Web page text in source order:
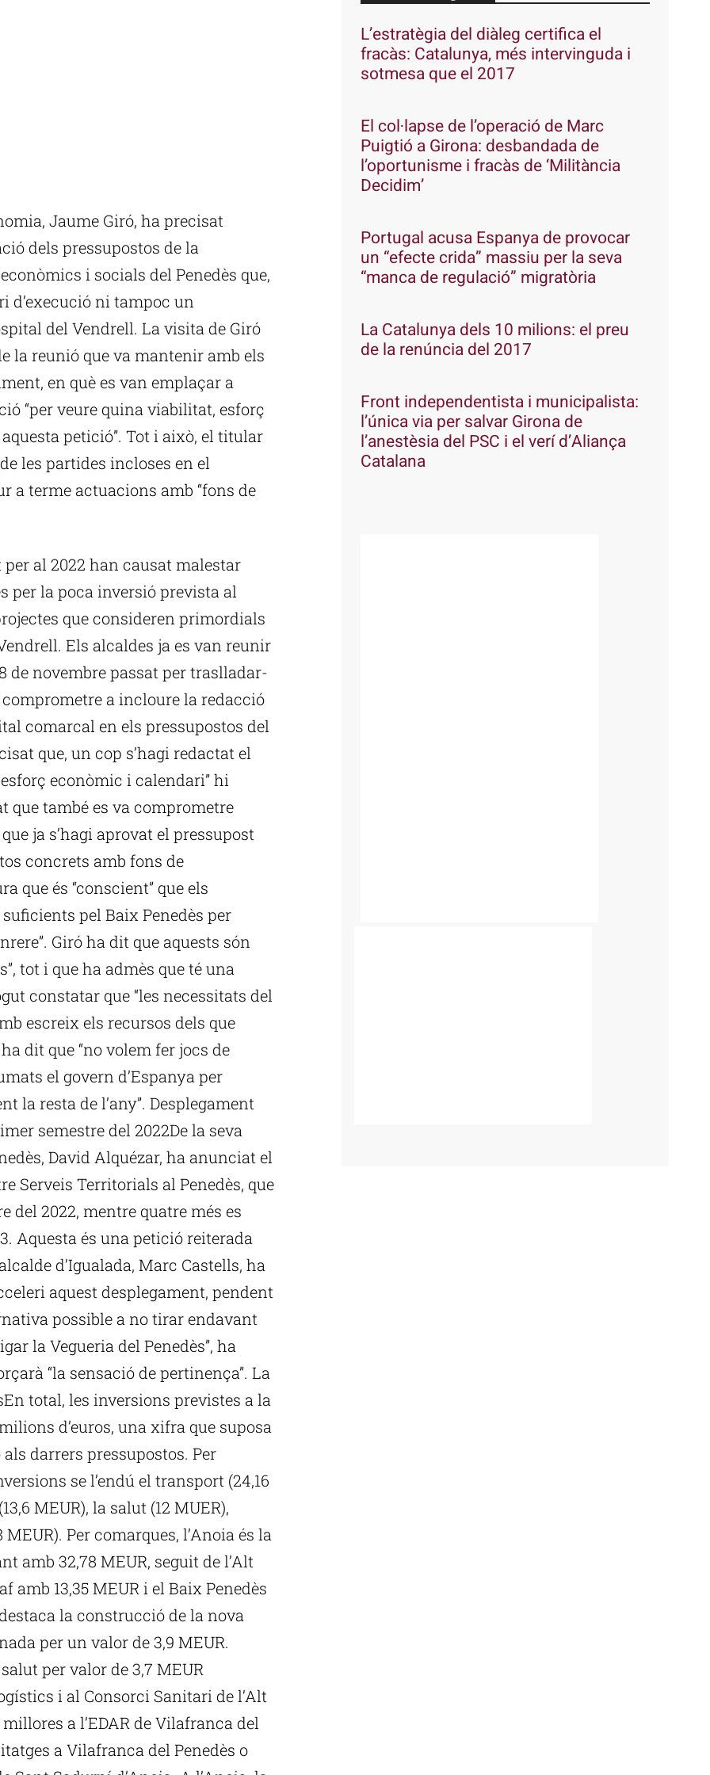
Jaume Giró, ha precisat
dels pressupostos de la
i socials del Penedès que,
d’execució ni tampoc un
del Vendrell. La visita de Giró
la reunió que va mantenir amb els
en què es van emplaçar a
“per veure quina viabilitat, esforç
petició”. Tot i això, el titular
les partides incloses en el
a terme actuacions amb “fons de
al 2022 han causat malestar
per la poca inversió prevista al
que consideren primordials
Els alcaldes ja es van reunir
de novembre passat per traslladar-
a incloure la redacció
comarcal en els pressupostos del
que, un cop s’hagi redactat el
econòmic i calendari” hi
que també es va comprometre
ja s’hagi aprovat el pressupost
concrets amb fons de
que és “conscient” que els
pel Baix Penedès per
Giró ha dit que aquests són
tot i que ha admès que té una
constatar que “les necessitats del
escreix els recursos dels que
dit que “no volem fer jocs de
el govern d’Espanya per
la resta de l’any”. Desplegament
semestre del 2022De la seva
David Alquézar, ha anunciat el
Serveis Territorials al Penedès, que
del 2022, mentre quatre més es
Aquesta és una petició reiterada
d’Igualada, Marc Castells, ha
aquest desplegament, pendent
possible a no tirar endavant
la Vegueria del Penedès”, ha
“la sensació de pertinença”. La
total, les inversions previstes a la
d’euros, una xifra que suposa
darrers pressupostos. Per
se l’endú el transport (24,16
MEUR), la salut (12 MUER),
Per comarques, l’Anoia és la
amb 32,78 MEUR, seguit de l’Alt
amb 13,35 MEUR i el Baix Penedès
la construcció de la nova
per un valor de 3,9 MEUR.
per valor de 3,7 MEUR
i al Consorci Sanitari de l’Alt
a l’EDAR de Vilafranca del
a Vilafranca del Penedès o
L’estratègia del diàleg certifica el
fracàs: Catalunya, més intervinguda i
sotmesa que el 2017
El col·lapse de l’operació de Marc
Puigtió a Girona: desbandada de
l’oportunisme i fracàs de ‘Militància
Decidim’
Portugal acusa Espanya de provocar
un “efecte crida” massiu per la seva
“manca de regulació” migratòria
La Catalunya dels 10 milions: el preu
de la renúncia del 2017
Front independentista i municipalista:
l’única via per salvar Girona de
l’anestèsia del PSC i el verí d’Aliança
Catalana